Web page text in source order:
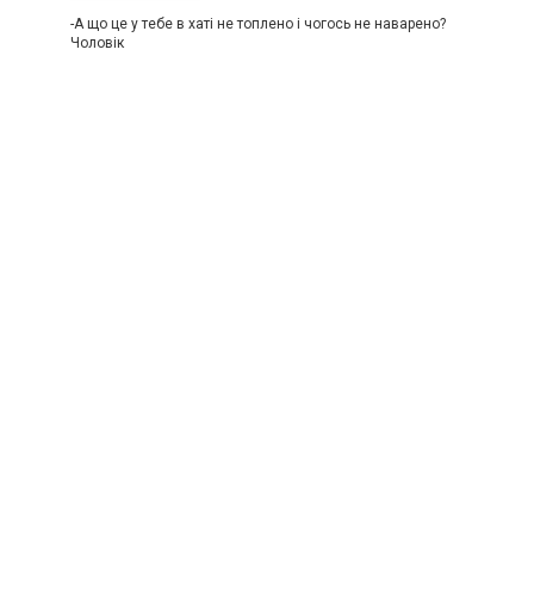
-А що це у тебе в хаті не топлено і чогось не наварено?
Чоловік